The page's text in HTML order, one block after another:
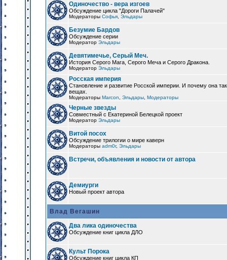
Одиночество - вера изгоев
Обсуждение цикла "Дороги Палачей"
Модераторы Софья Эльдары
Безумие Бардов
Обсуждение серии
Модератор Эльдары
Девятимечье, Серый Меч.
История Серого Мага, Серого Меча и Серого Дракона.
Модератор Эльдары
Росская империя
Становление и развитие Росской империи. И почему она
вещах.
Модераторы Marcon Эльдары Модераторы
Черные звезды
Совместный с Екатериной Белецкой проект
Модератор Эльдары
Витой посох
Обсуждение трилогии о мире каверн
Модераторы adm0r, Эльдары
Встречи, объявления и новости от автора
Демиурги
Новый проект автора
Влад Вегашин
Два лика одиночества
Обсуждение книг цикла ДЛО
Культ Порока
Обсуждение книг цикла КП